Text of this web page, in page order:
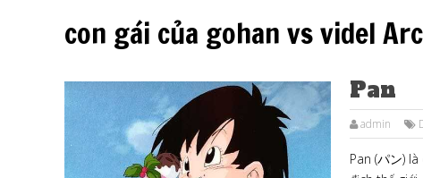
con gái của gohan vs videl
Pan
admin
Pan (パン)